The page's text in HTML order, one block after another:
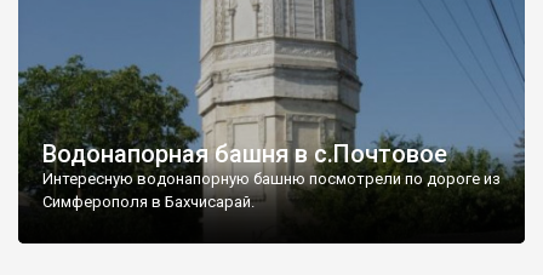
Водонапорная башня в с.Почтовое
Интересную водонапорную башню посмотрели по дороге из
Симферополя в Бахчисарай.